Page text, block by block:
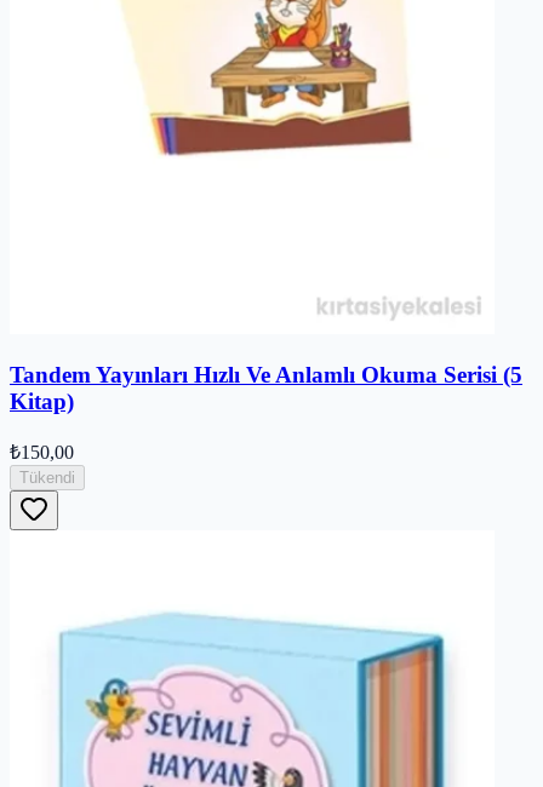
Tandem Yayınları Hızlı Ve Anlamlı Okuma Serisi (5
Kitap)
₺150,00
Tükendi